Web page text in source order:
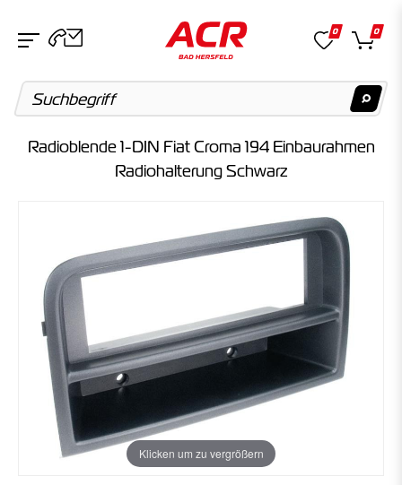
Keine Suchergebnisse gefunden.
Kategorien
Keine Suchergebnisse gefunden.
0 0
Radioblende 1-DIN Fiat Croma 194 Einbaurahmen
Radiohalterung Schwarz
Klicken um zu vergrößern